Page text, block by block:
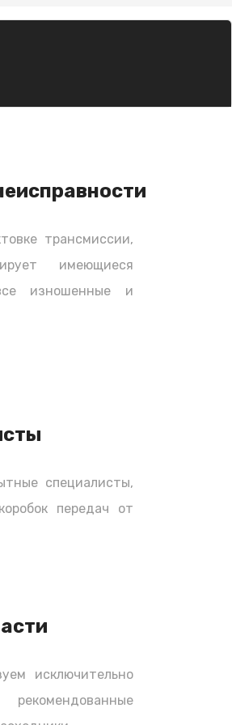
трансмиссии,
имеющиеся
изношенные и
специалисты,
передач от
исключительно